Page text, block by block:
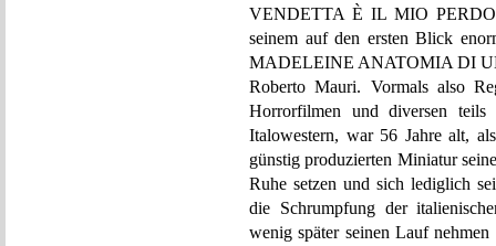
VENDETTA È IL MIO
seinem auf den ersten Blick
MADELEINE ANATOMIA DI
Roberto Mauri. Vormals also
Horrorfilmen und diversen teils
Italowestern, war 56 Jahre alt,
günstig produzierten Miniatur
Ruhe setzen und sich lediglich
die Schrumpfung der
wenig später seinen Lauf